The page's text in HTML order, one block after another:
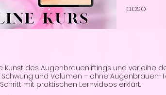
paso
Kunst des Augenbrauenliftings und verleihe
und Volumen – ohne Augenbrauen-
mit praktischen Lernvideos erklärt.